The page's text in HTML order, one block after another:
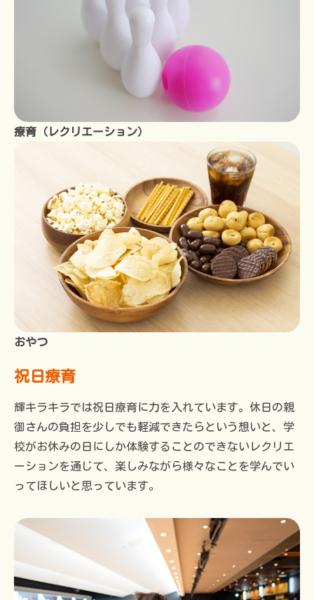
療育（レクリエーション）
おやつ
祝日療育
輝キラキラでは祝日療育に力を入れています。休日の親
御さんの負担を少しでも軽減できたらという想いと、学
校がお休みの日にしか体験することのできないレクリエ
ーションを通じて、楽しみながら様々なことを学んでい
ってほしいと思っています。